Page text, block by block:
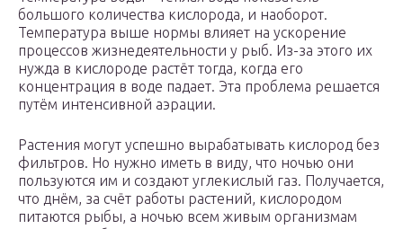
большого количества кислорода, и наоборот.
Температура выше нормы влияет на ускорение
процессов жизнедеятельности у рыб. Из-за этого их
нужда в кислороде растёт тогда, когда его
концентрация в воде падает. Эта проблема решается
путём интенсивной аэрации.
Растения могут успешно вырабатывать кислород без
фильтров. Но нужно иметь в виду, что ночью они
пользуются им и создают углекислый газ. Получается,
что днём, за счёт работы растений, кислородом
питаются рыбы, а ночью всем живым организмам